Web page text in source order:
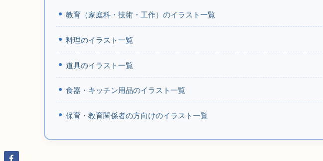
教育（家庭科・技術・工作）のイラスト一覧
料理のイラスト一覧
道具のイラスト一覧
食器・キッチン用品のイラスト一覧
保育・教育関係者の方向けのイラスト一覧